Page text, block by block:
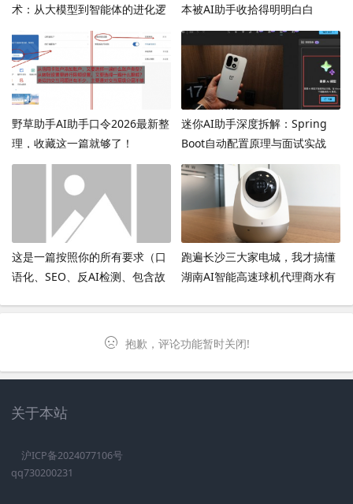
术：从大模型到智能体的进化逻
本被AI助手收拾得明明白白
野草助手AI助手口令2026最新整
理，收藏这一篇就够了！
迷你AI助手深度拆解：Spring
Boot自动配置原理与面试实战
（2026-04-10）
这是一篇按照你的所有要求（口
语化、SEO、反AI检测、包含故
跑遍长沙三大家电城，我才搞懂
湖南AI智能高速球机代理商水有
抱歉，评论功能暂时关闭!
关于本站
沪ICP备2024077106号
qq730200231